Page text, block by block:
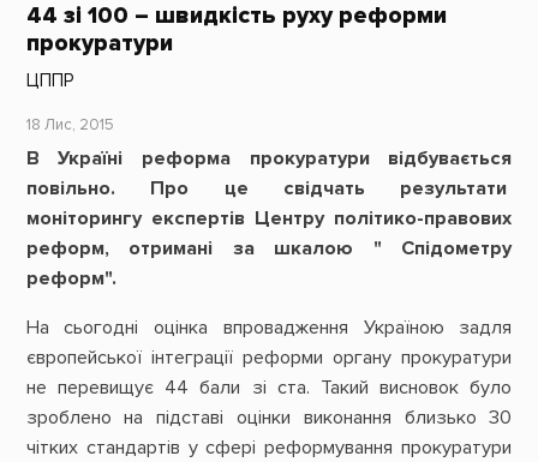
44 зі 100 – швидкість руху реформи
прокуратури
ЦППР
18 Лис, 2015
В Україні реформа прокуратури відбувається
повільно. Про це свідчать результати
моніторингу експертів Центру політико-правових
реформ, отримані за шкалою " Спідометру
реформ".
На сьогодні оцінка впровадження Україною задля
європейської інтеграції реформи органу прокуратури
не перевищує 44 бали зі ста. Такий висновок було
зроблено на підставі оцінки виконання близько 30
чітких стандартів у сфері реформування прокуратури